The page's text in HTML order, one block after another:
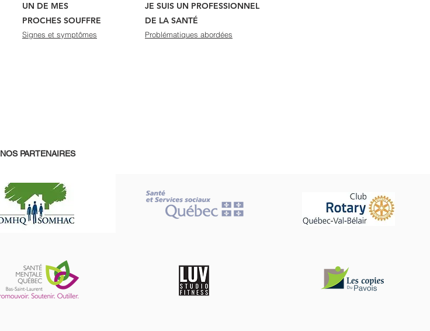
UN DE MES
PROCHES SOUFFRE
Signes et symptômes
JE SUIS UN PROFESSIONNEL
DE LA SANTÉ
Problématiques abordées
NOS PARTENAIRES